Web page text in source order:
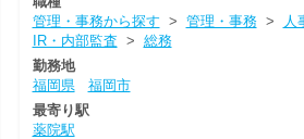
管理・事務から探す > 管理・事務>
人
IR・内部監査 > 総務
勤務地
福岡県
福岡市
最寄り駅
薬院駅